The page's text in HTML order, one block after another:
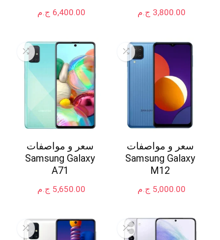
ج.م 3,800.00 ج.م 6,400.00
سعر و مواصفات
Samsung Galaxy
M12
ج.م 5,000.00
سعر و مواصفات
Samsung Galaxy
A71
ج.م 5,650.00